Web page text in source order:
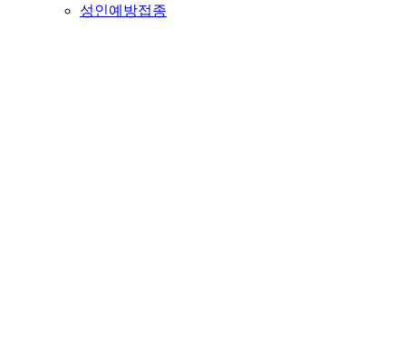
성인예방접종